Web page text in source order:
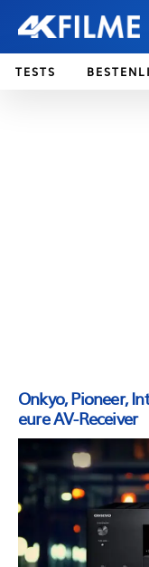
TESTS
Onkyo, Pioneer,
eure AV-Receiver